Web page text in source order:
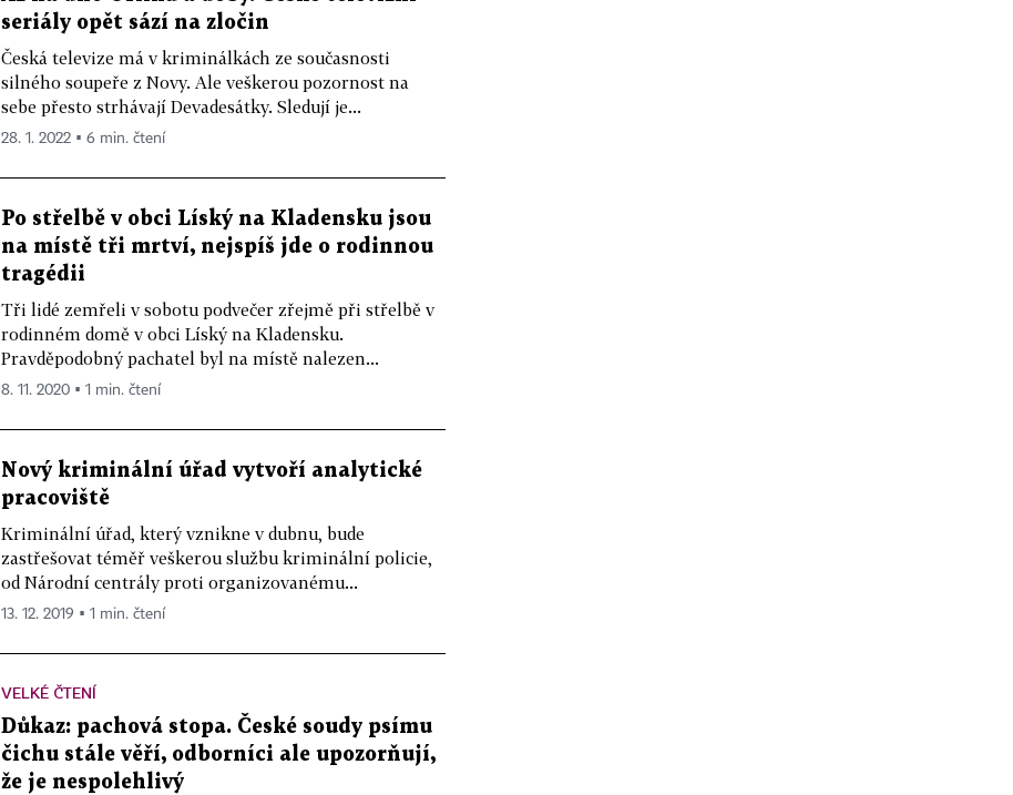
seriály opět sází na zločin
Česká televize má v kriminálkách ze současnosti
silného soupeře z Novy. Ale veškerou pozornost na
sebe přesto strhávají Devadesátky. Sledují je...
28. 1. 2022 ▪ 6 min. čtení
Po střelbě v obci Líský na Kladensku jsou
na místě tři mrtví, nejspíš jde o rodinnou
tragédii
Tři lidé zemřeli v sobotu podvečer zřejmě při střelbě v
rodinném domě v obci Líský na Kladensku.
Pravděpodobný pachatel byl na místě nalezen...
8. 11. 2020 ▪ 1 min. čtení
Nový kriminální úřad vytvoří analytické
pracoviště
Kriminální úřad, který vznikne v dubnu, bude
zastřešovat téměř veškerou službu kriminální policie,
od Národní centrály proti organizovanému...
13. 12. 2019 ▪ 1 min. čtení
VELKÉ ČTENÍ
Důkaz: pachová stopa. České soudy psímu
čichu stále věří, odborníci ale upozorňují,
že je nespolehlivý